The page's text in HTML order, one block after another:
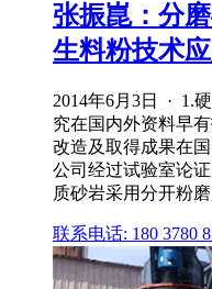
张振崑：分
生料粉技术
2014年6月3日 · 1.
究在国内外资料早
改造及取得成果在
公司经过试验室论
质砂岩采用分开粉
联系电话: 180 3780